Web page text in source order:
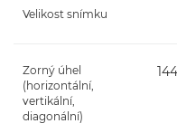
Velikost snímku
Zorný úhel
(horizontální,
vertikální,
diagonální)